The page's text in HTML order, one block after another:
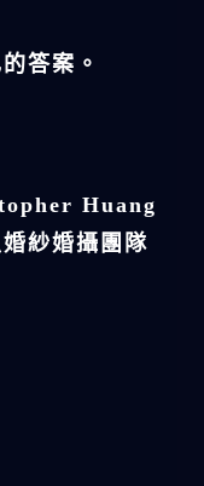
答案。
Huang
紗婚攝團隊